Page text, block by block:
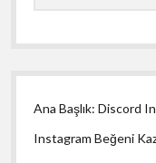
Ana Başlık: Discord
Instagram Beğeni